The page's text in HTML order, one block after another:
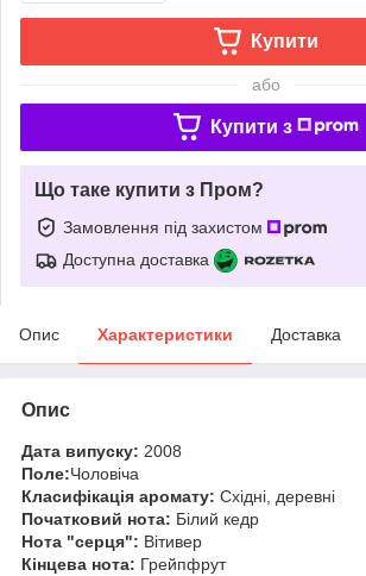
Купити
або
Купити з
Що таке купити з Пром?
Замовлення під захистом
Доступна доставка
Опис Характеристики Доставка
Опис
Дата випуску: 2008
Поле:Чоловіча
Класифікація аромату: Східні, деревні
Початковий нота: Білий кедр
Нота "серця": Вітивер
Кінцева нота: Грейпфрут